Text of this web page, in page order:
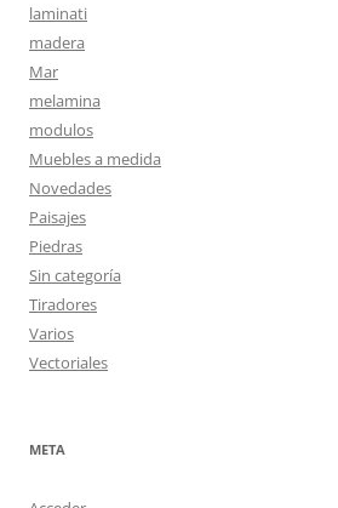
laminati
madera
Mar
melamina
modulos
Muebles a medida
Novedades
Paisajes
Piedras
Sin categoría
Tiradores
Varios
Vectoriales
META